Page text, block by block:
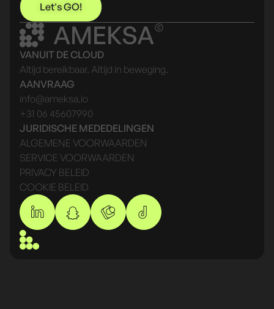
Let's GO!
AMEKSA
VANUIT DE CLOUD
Altijd bereikbaar. Altijd in beweging.
AANVRAAG
info@ameksa.io
+31 06 45607990
JURIDISCHE MEDEDELINGEN
ALGEMENE VOORWAARDEN
SERVICE VOORWAARDEN
PRIVACY BELEID
COOKIE BELEID